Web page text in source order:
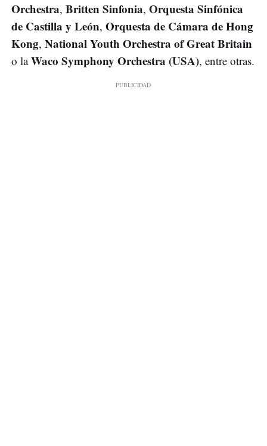
Orchestra, Britten Sinfonia, Orquesta Sinfónica
de Castilla y León, Orquesta de Cámara de Hong
Kong, National Youth Orchestra of Great Britain
o laWaco Symphony Orchestra (USA), entre otras.